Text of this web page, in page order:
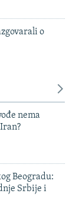
o
nema
Beogradu:
Srbije i